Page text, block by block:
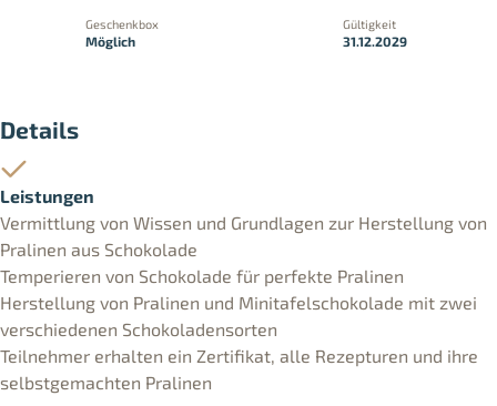
Geschenkbox
Möglich
Gültigkeit
31.12.2029
Details
Leistungen
Vermittlung von Wissen und Grundlagen zur Herstellung von
Pralinen aus Schokolade
Temperieren von Schokolade für perfekte Pralinen
Herstellung von Pralinen und Minitafelschokolade mit zwei
verschiedenen Schokoladensorten
Teilnehmer erhalten ein Zertifikat, alle Rezepturen und ihre
selbstgemachten Pralinen